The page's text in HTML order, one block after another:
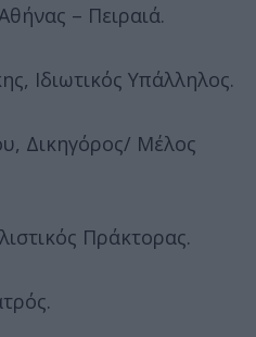
– Πειραιά.
Ιδιωτικός Υπάλληλος.
Δικηγόρος/ Μέλος
Πράκτορας.